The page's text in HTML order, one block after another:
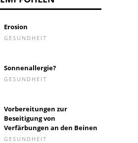
Erosion
GESUNDHEIT
Sonnenallergie?
GESUNDHEIT
Vorbereitungen zur
Beseitigung von
Verfärbungen an den Beinen
GESUNDHEIT